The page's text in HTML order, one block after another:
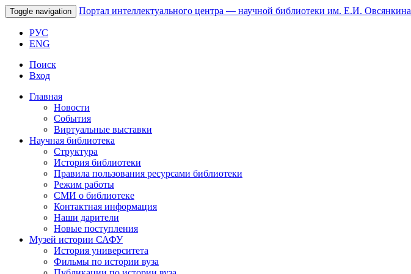
Toggle navigation Портал интеллектуального центра — научной библиотеки им. Е.И. Овсянкина
РУС
ENG
Поиск
Вход
Главная
Новости
События
Виртуальные выставки
Научная библиотека
Структура
История библиотеки
Правила пользования ресурсами библиотеки
Режим работы
СМИ о библиотеке
Контактная информация
Наши дарители
Новые поступления
Музей истории САФУ
История университета
Фильмы по истории вуза